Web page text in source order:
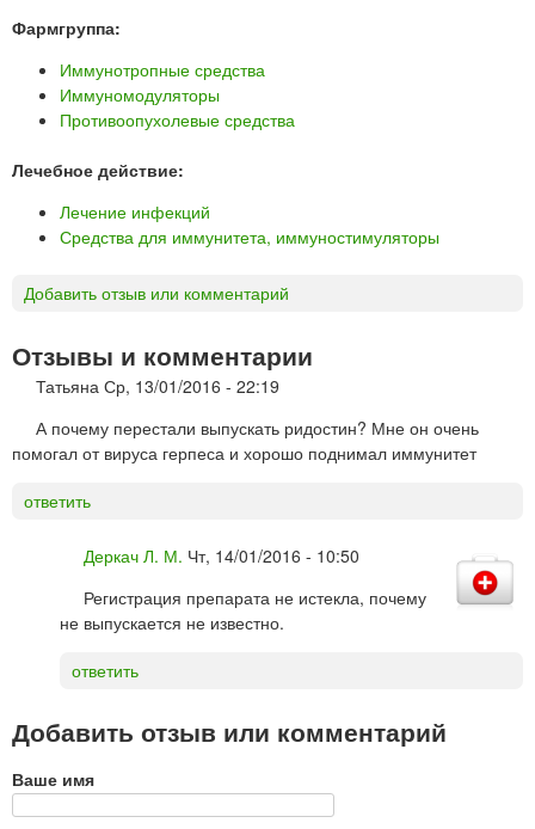
Фармгруппа:
Иммунотропные средства
Иммуномодуляторы
Противоопухолевые средства
Лечебное действие:
Лечение инфекций
Средства для иммунитета, иммуностимуляторы
Добавить отзыв или комментарий
Отзывы и комментарии
Татьяна Ср, 13/01/2016 - 22:19
А почему перестали выпускать ридостин? Мне он очень
помогал от вируса герпеса и хорошо поднимал иммунитет
ответить
Деркач Л. М. Чт, 14/01/2016 - 10:50
Регистрация препарата не истекла, почему
не выпускается не известно.
ответить
Добавить отзыв или комментарий
Ваше имя